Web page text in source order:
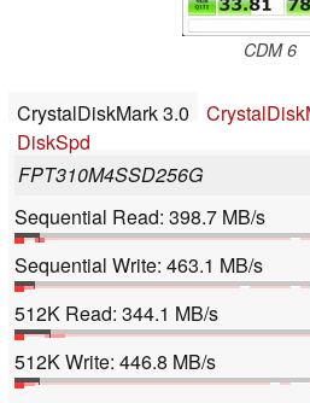
CDM 6
CrystalDiskMark 3.0
DiskSpd
FPT310M4SSD256G
Sequential Read: 398.7 MB/s
Sequential Write: 463.1 MB/s
512K Read: 344.1 MB/s
512K Write: 446.8 MB/s